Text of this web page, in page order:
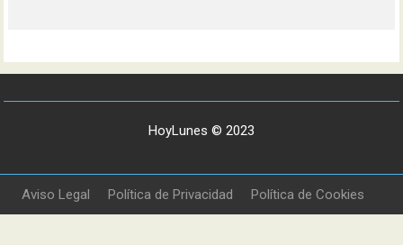
HoyLunes © 2023
Aviso Legal Política de Privacidad Política de Cookies